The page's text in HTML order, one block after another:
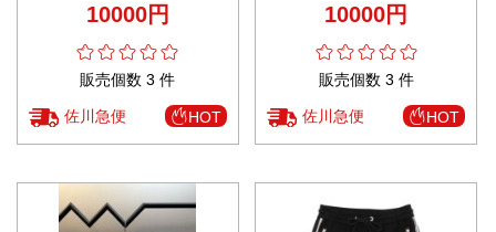
10000円
販売個数 3 件
佐川急便 HOT
10000円
販売個数 3 件
佐川急便 HOT